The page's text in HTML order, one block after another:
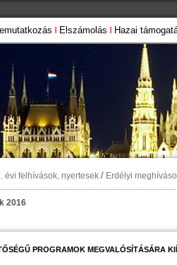
Elszámolás Hazai
évi felhívások, nyertesek / Erdélyi
2016
PROGRAMOK MEGVALÓSÍTÁSÁRA